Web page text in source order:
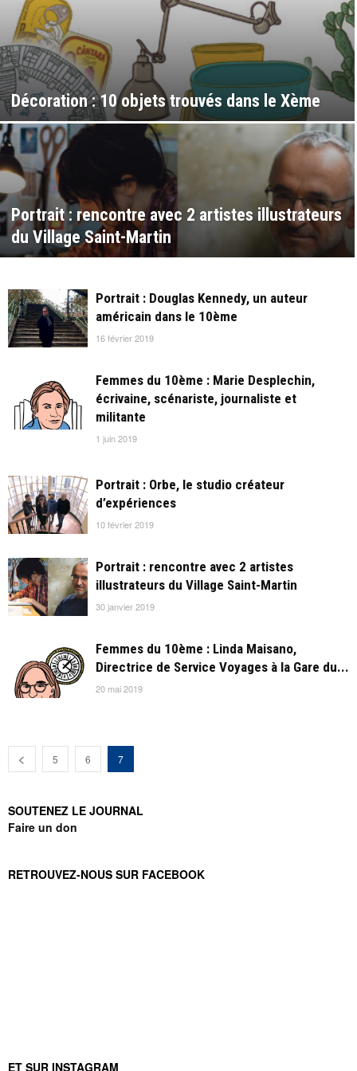
Décoration : 10 objets trouvés dans le Xème
Portrait : rencontre avec 2 artistes illustrateurs
du Village Saint-Martin
Portrait : Douglas Kennedy, un auteur
américain dans le 10ème
16 février 2019
Femmes du 10ème : Marie Desplechin,
écrivaine, scénariste, journaliste et
militante
1 juin 2019
Portrait : Orbe, le studio créateur
d’expériences
10 février 2019
Portrait : rencontre avec 2 artistes
illustrateurs du Village Saint-Martin
30 janvier 2019
Femmes du 10ème : Linda Maisano,
Directrice de Service Voyages à la Gare du...
20 mai 2019
5 6 7
SOUTENEZ LE JOURNAL
Faire un don
RETROUVEZ-NOUS SUR FACEBOOK
ET SUR INSTAGRAM